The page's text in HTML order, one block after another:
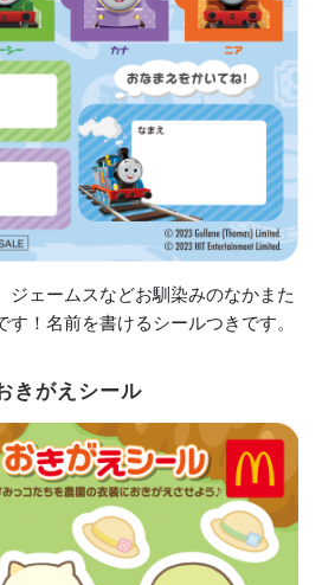
ジェームスなどお馴染みのなかまた
！名前を書けるシールつきです。
きがえシール